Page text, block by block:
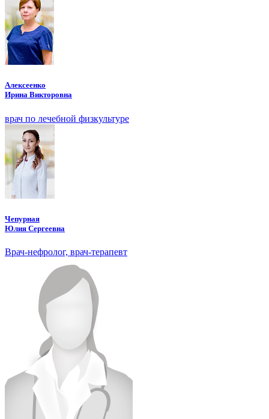
Алексеенко
Ирина Викторовна
врач по лечебной физкультуре
Чепурная
Юлия Сергеевна
Врач-нефролог, врач-терапевт